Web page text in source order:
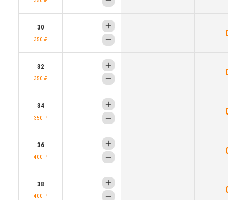
30
350 ₽
32
350 ₽
34
350 ₽
36
400 ₽
38
400 ₽